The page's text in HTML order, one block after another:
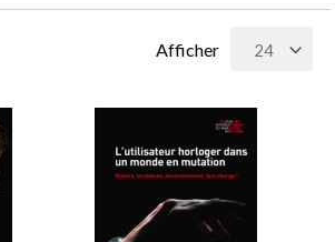
Afficher